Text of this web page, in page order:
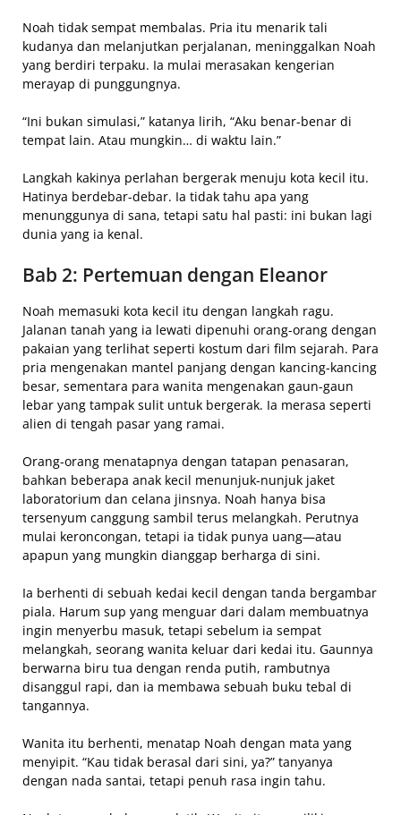
Noah tidak sempat membalas. Pria itu menarik tali
kudanya dan melanjutkan perjalanan, meninggalkan Noah
yang berdiri terpaku. Ia mulai merasakan kengerian
merayap di punggungnya.
“Ini bukan simulasi,” katanya lirih, “Aku benar-benar di
tempat lain. Atau mungkin… di waktu lain.”
Langkah kakinya perlahan bergerak menuju kota kecil itu.
Hatinya berdebar-debar. Ia tidak tahu apa yang
menunggunya di sana, tetapi satu hal pasti: ini bukan lagi
dunia yang ia kenal.
Bab 2: Pertemuan dengan Eleanor
Noah memasuki kota kecil itu dengan langkah ragu.
Jalanan tanah yang ia lewati dipenuhi orang-orang dengan
pakaian yang terlihat seperti kostum dari film sejarah. Para
pria mengenakan mantel panjang dengan kancing-kancing
besar, sementara para wanita mengenakan gaun-gaun
lebar yang tampak sulit untuk bergerak. Ia merasa seperti
alien di tengah pasar yang ramai.
Orang-orang menatapnya dengan tatapan penasaran,
bahkan beberapa anak kecil menunjuk-nunjuk jaket
laboratorium dan celana jinsnya. Noah hanya bisa
tersenyum canggung sambil terus melangkah. Perutnya
mulai keroncongan, tetapi ia tidak punya uang—atau
apapun yang mungkin dianggap berharga di sini.
Ia berhenti di sebuah kedai kecil dengan tanda bergambar
piala. Harum sup yang menguar dari dalam membuatnya
ingin menyerbu masuk, tetapi sebelum ia sempat
melangkah, seorang wanita keluar dari kedai itu. Gaunnya
berwarna biru tua dengan renda putih, rambutnya
disanggul rapi, dan ia membawa sebuah buku tebal di
tangannya.
Wanita itu berhenti, menatap Noah dengan mata yang
menyipit. “Kau tidak berasal dari sini, ya?” tanyanya
dengan nada santai, tetapi penuh rasa ingin tahu.